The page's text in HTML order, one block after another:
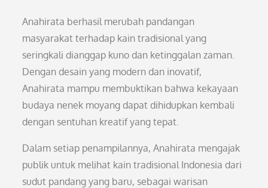
Anahirata berhasil merubah pandangan
masyarakat terhadap kain tradisional yang
seringkali dianggap kuno dan ketinggalan zaman.
Dengan desain yang modern dan inovatif,
Anahirata mampu membuktikan bahwa kekayaan
budaya nenek moyang dapat dihidupkan kembali
dengan sentuhan kreatif yang tepat.
Dalam setiap penampilannya, Anahirata mengajak
publik untuk melihat kain tradisional Indonesia dari
sudut pandang yang baru, sebagai warisan